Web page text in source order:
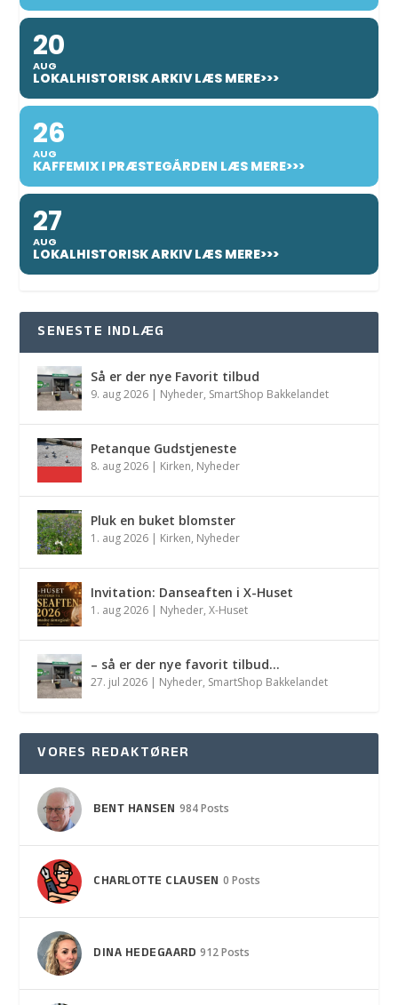
20
AUG
LOKALHISTORISK ARKIV LÆS MERE>>>
26
AUG
KAFFEMIX I PRÆSTEGÅRDEN LÆS MERE>>>
27
AUG
LOKALHISTORISK ARKIV LÆS MERE>>>
SENESTE INDLÆG
Så er der nye Favorit tilbud
9. aug 2026 | Nyheder, SmartShop Bakkelandet
Petanque Gudstjeneste
8. aug 2026 | Kirken, Nyheder
Pluk en buket blomster
1. aug 2026 | Kirken, Nyheder
Invitation: Danseaften i X-Huset
1. aug 2026 | Nyheder,X-Huset
– så er der nye favorit tilbud…
27. jul 2026 | Nyheder, SmartShop Bakkelandet
VORES REDAKTØRER
BENT HANSEN 984 Posts
CHARLOTTE CLAUSEN 0 Posts
DINA HEDEGAARD 912 Posts